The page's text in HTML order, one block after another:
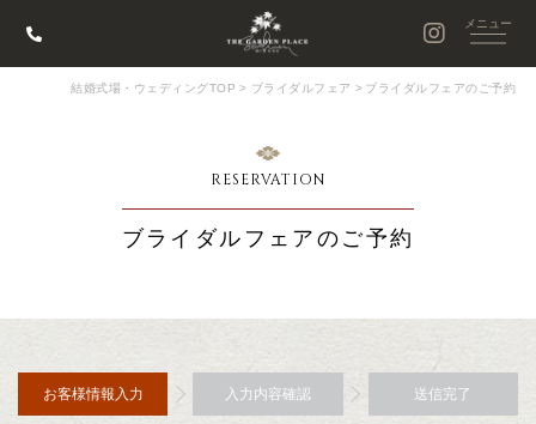
結婚式場・ウェディングTOP > ブライダルフェア > ブライダルフェアのご予約
RESERVATION
ブライダルフェアのご予約
お客様情報入力 入力内容確認 送信完了